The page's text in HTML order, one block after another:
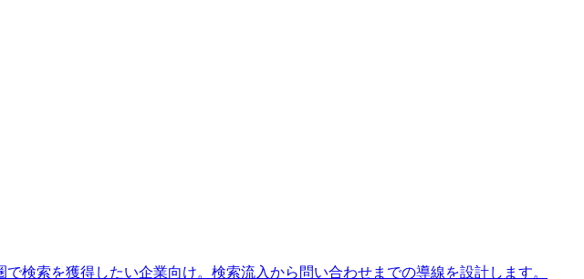
検索を獲得したい企業向け。検索流入から問い合わせまでの導線を設計します。